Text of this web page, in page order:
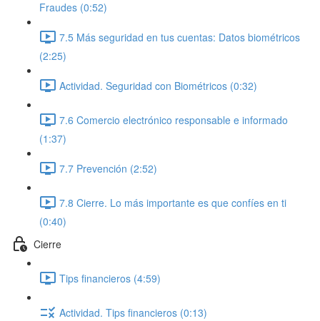
Fraudes (0:52)
7.5 Más seguridad en tus cuentas: Datos biométricos
(2:25)
Actividad. Seguridad con Biométricos (0:32)
7.6 Comercio electrónico responsable e informado
(1:37)
7.7 Prevención (2:52)
7.8 Cierre. Lo más importante es que confíes en ti
(0:40)
Cierre
Tips financieros (4:59)
Actividad. Tips financieros (0:13)